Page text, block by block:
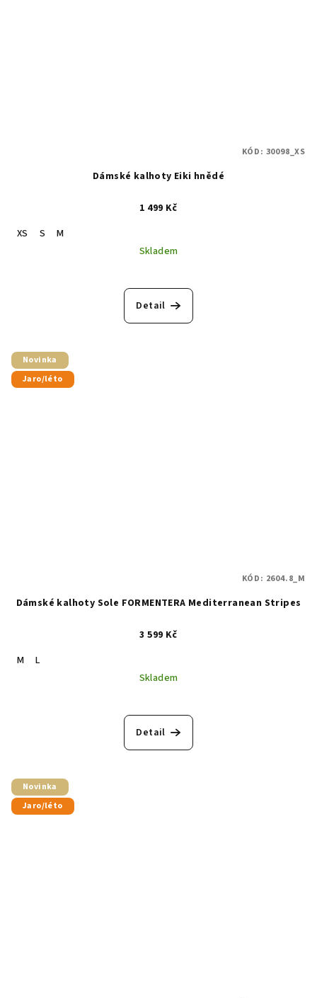
Dámské kalhoty Eiki hnědé
1 499 Kč
XS
S
M
Skladem
Detail
KÓD: 30098_XS
Novinka
Jaro/léto
Dámské kalhoty Sole FORMENTERA Mediterranean Stripes
3 599 Kč
M
L
Skladem
Detail
KÓD: 2604.8_M
Novinka
Jaro/léto